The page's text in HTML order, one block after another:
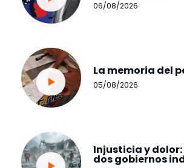
06/08/2026
La memoria del
05/08/2026
Injusticia y
dos gobiernos